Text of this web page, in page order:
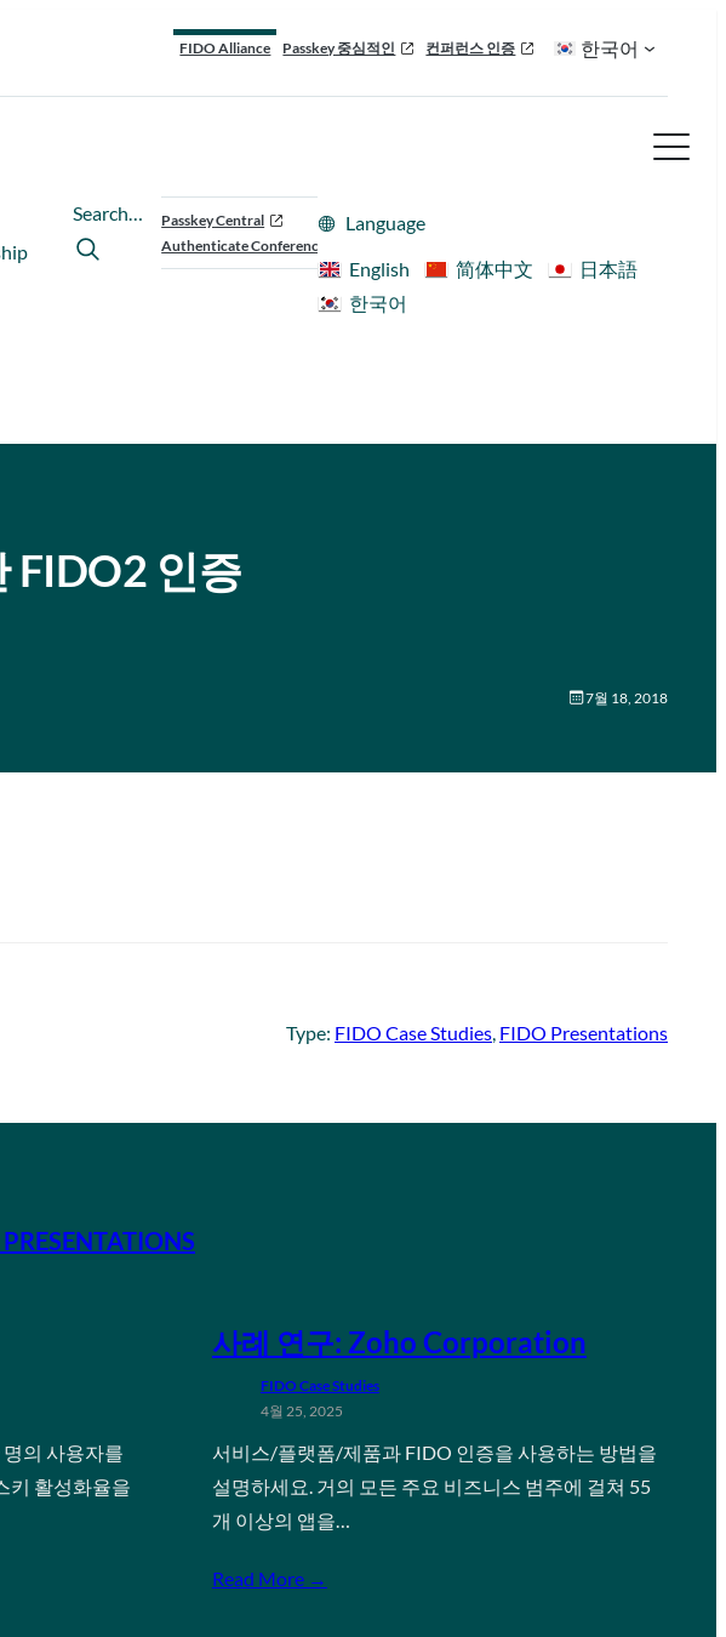
FIDO Alliance Passkey 중심적인 컨퍼런스 인증 한국어
Search…
Passkey Central
Authenticate Conference
Language
English
简体中文
日本語
한국어
FIDO2 인증
7월 18, 2018
Type: FIDO Case Studies, FIDO Presentations
의 사용자를
키 활성화율을
사례 연구: Zoho Corporation
FIDO Case Studies
4월 25, 2025
서비스/플랫폼/제품과 FIDO 인증을 사용하는 방법을
설명하세요. 거의 모든 주요 비즈니스 범주에 걸쳐 55
개 이상의 앱을…
Read More →